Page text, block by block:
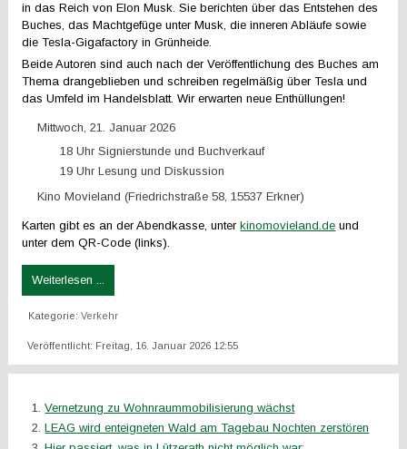
in das Reich von Elon Musk. Sie berichten über das Entstehen des
Buches, das Machtgefüge unter Musk, die inneren Abläufe sowie
die Tesla-Gigafactory in Grünheide.
Beide Autoren sind auch nach der Veröffentlichung des Buches am
Thema drangeblieben und schreiben regelmäßig über Tesla und
das Umfeld im Handelsblatt. Wir erwarten neue Enthüllungen!
Mittwoch, 21. Januar 2026
18 Uhr Signierstunde und Buchverkauf
19 Uhr Lesung und Diskussion
Kino Movieland (Friedrichstraße 58, 15537 Erkner)
Karten gibt es an der Abendkasse, unterkinomovieland.de und
unter dem QR-Code (links).
Weiterlesen ...
Kategorie:Verkehr
Veröffentlicht: Freitag, 16. Januar 2026 12:55
Vernetzung zu Wohnraummobilisierung wächst
LEAG wird enteigneten Wald am Tagebau Nochten zerstören